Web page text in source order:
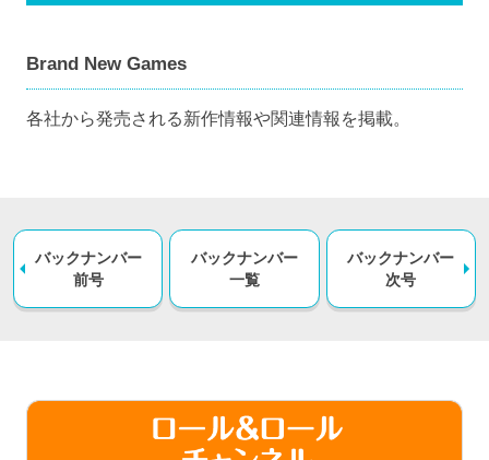
Brand New Games
各社から発売される新作情報や関連情報を掲載。
バックナンバー
前号
バックナンバー
一覧
バックナンバー
次号